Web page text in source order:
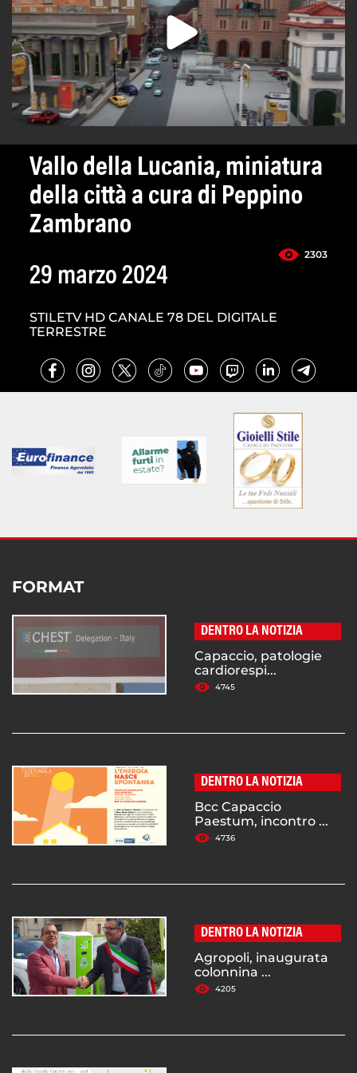
Vallo della Lucania, miniatura
della città a cura di Peppino
Zambrano
2303
29 marzo 2024
STILETV HD CANALE 78 DEL DIGITALE
TERRESTRE
FORMAT
DENTRO LA NOTIZIA
Capaccio, patologie
cardiorespi...
4745
DENTRO LA NOTIZIA
Bcc Capaccio
Paestum, incontro ...
4736
DENTRO LA NOTIZIA
Agropoli, inaugurata
colonnina ...
4205